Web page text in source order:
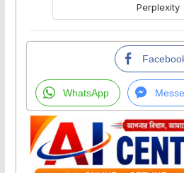
Perplexity
WhatsApp